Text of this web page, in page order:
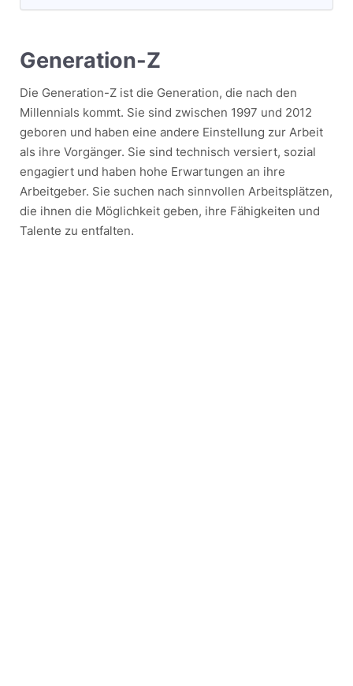
Generation-Z
Die Generation-Z ist die Generation, die nach den
Millennials kommt. Sie sind zwischen 1997 und 2012
geboren und haben eine andere Einstellung zur Arbeit
als ihre Vorgänger. Sie sind technisch versiert, sozial
engagiert und haben hohe Erwartungen an ihre
Arbeitgeber. Sie suchen nach sinnvollen Arbeitsplätzen,
die ihnen die Möglichkeit geben, ihre Fähigkeiten und
Talente zu entfalten.